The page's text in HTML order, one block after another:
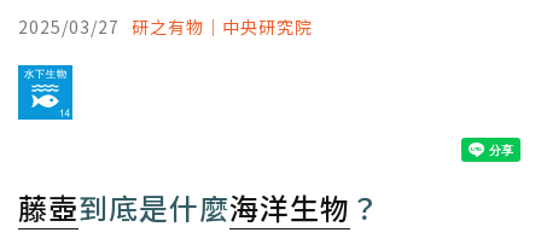
2025/03/27 研之有物｜中央研究院
藤壺到底是什麼海洋生物 ？